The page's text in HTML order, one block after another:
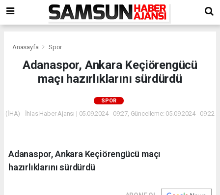
Anasayfa Spor
Adanaspor, Ankara Keçiörengücü
maçı hazırlıklarını sürdürdü
SPOR
(İHA) - İhlas Haber Ajansı | 05.09.2024 - 09:27, Güncelleme: 05.09.2024 - 09:22
Adanaspor, Ankara Keçiörengücü maçı
hazırlıklarını sürdürdü